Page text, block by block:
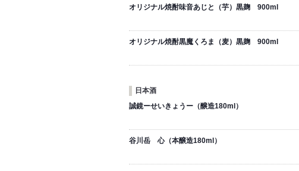
オリジナル焼酎味音あじと（芋）黒麹 900ml
オリジナル焼酎黒魔くろま（麦）黒麹 900ml
日本酒
誠鏡ーせいきょうー（醸造180ml）
谷川岳 心（本醸造180ml）